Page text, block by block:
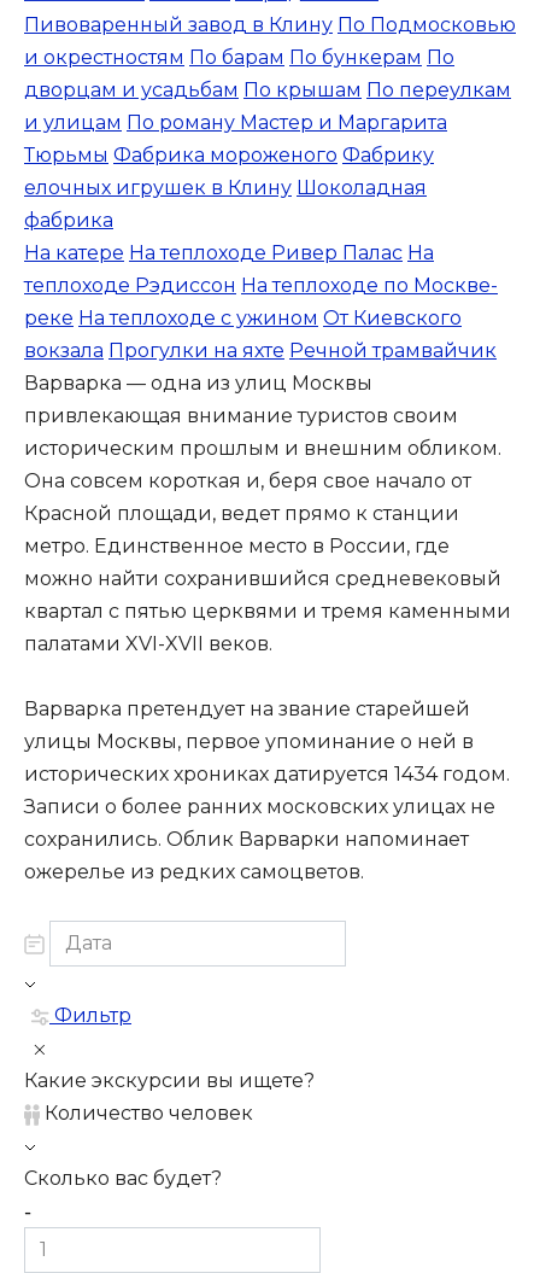
Пивоваренный завод в Клину По Подмосковью
и окрестностям По барам По бункерам По
дворцам и усадьбам По крышам По переулкам
и улицам По роману Мастер и Маргарита
Тюрьмы Фабрика мороженого Фабрику
елочных игрушек в Клину Шоколадная
фабрика
На катере На теплоходе Ривер Палас На
теплоходе Рэдиссон На теплоходе по Москве-
реке На теплоходе с ужином От Киевского
вокзала Прогулки на яхте Речной трамвайчик
Варварка — одна из улиц Москвы
привлекающая внимание туристов своим
историческим прошлым и внешним обликом.
Она совсем короткая и, беря свое начало от
Красной площади, ведет прямо к станции
метро. Единственное место в России, где
можно найти сохранившийся средневековый
квартал с пятью церквями и тремя каменными
палатами XVI-XVII веков.
Варварка претендует на звание старейшей
улицы Москвы, первое упоминание о ней в
исторических хрониках датируется 1434 годом.
Записи о более ранних московских улицах не
сохранились. Облик Варварки напоминает
ожерелье из редких самоцветов.
Фильтр
Какие экскурсии вы ищете?
Количество человек
Сколько вас будет?